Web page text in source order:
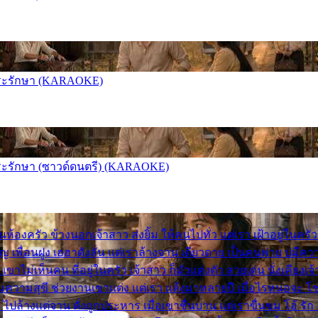
รักษา (KARAOKE)
รักษา (ซาวด์ดนตรี) (KARAOKE)
องครัว ข้างนอกเจ้าสาว ส่งยิ้ม ให้คนไปทั่ว แต่เรา เฝ้าอยู่ในค
พื่อนฝูง เฮฮาดังลั่น แต่เราล้างจาน เดียวดาย เป็นคนพ่าย บ่มีค
ไม่เห็นคน ที่อยู่ในครัว เจ้าสาว ก็มัวแต่งตัว สวยเด่น นั่งเคียงเ
วามสุขี ช่วยงานเขาแต่ง แต่เรา แล้งมาหลายปี เมื่อไรหนอจะ
ล้างแต่จาน ดั่งถูกประหาร เมื่อเขาชื่นบาน แต่เราขื่นขม โอ้ รั